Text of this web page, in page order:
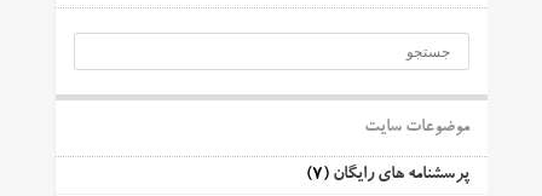
موضوعات سایت
پرسشنامه های رایگان (7)